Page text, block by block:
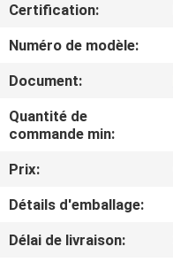
À
PROPOS
DE
NOUS
VISITE
DE
L'USINE
Certification:
Numéro de modèle:
Document:
Quantité de
commande min:
Prix:
Détails d'emballage:
Délai de livraison: